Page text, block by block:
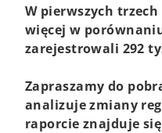
a
b
a
b
W pierwszych
więcej w
zarejestrowali 292
Zapraszamy do
analizuje zmiany
raporcie znajduje